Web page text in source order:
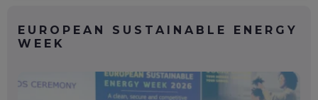
EUROPEAN SUSTAINABLE ENERGY
WEEK